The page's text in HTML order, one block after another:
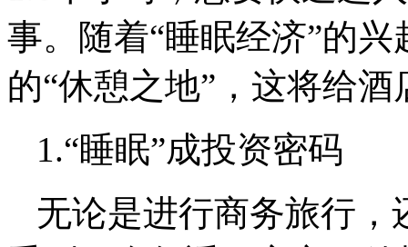
事。随着“睡眠经济”的
的“休憩之地”，这将给酒
1.“睡眠”成投资密码
无论是进行商务旅行